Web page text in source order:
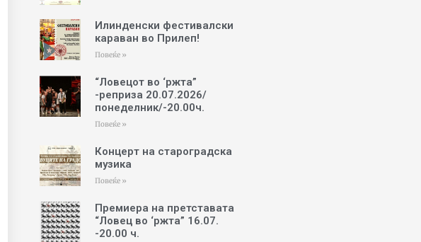
Илинденски фестивалски
караван во Прилеп!
Повеќе »
“Ловецот во ‘ржта”
-реприза 20.07.2026/
понеделник/-20.00ч.
Повеќе »
Концерт на староградска
музика
Повеќе »
Премиера на претставата
“Ловец во ‘ржта” 16.07.
-20.00 ч.